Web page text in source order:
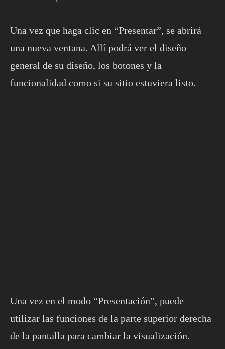
Una vez que haga clic en “Presentar”, se abrirá
una nueva ventana. Allí podrá ver el diseño
general de su diseño, los botones y la
funcionalidad como si su sitio estuviera listo.
Una vez en el modo “Presentación”, puede
utilizar las funciones de la parte superior derecha
de la pantalla para cambiar la visualización.